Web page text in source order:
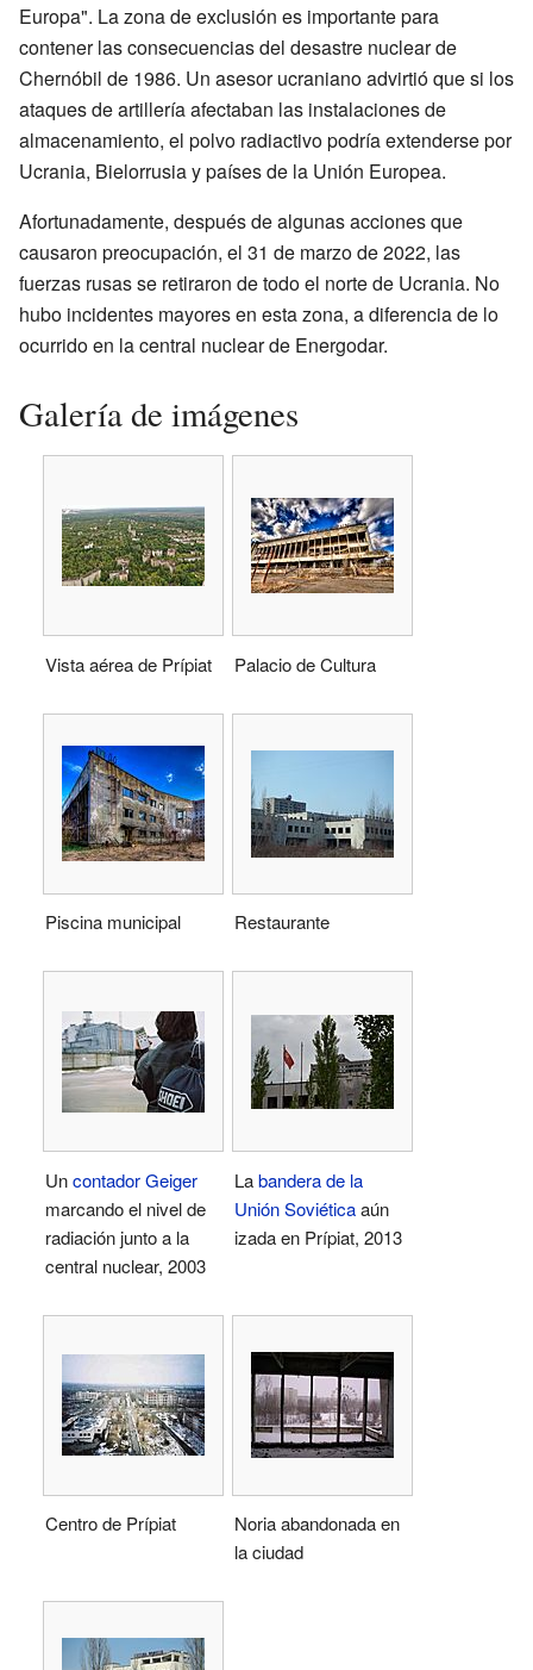
Europa". La zona de exclusión es importante para
contener las consecuencias del desastre nuclear de
Chernóbil de 1986. Un asesor ucraniano advirtió que si los
ataques de artillería afectaban las instalaciones de
almacenamiento, el polvo radiactivo podría extenderse por
Ucrania, Bielorrusia y países de la Unión Europea.
Afortunadamente, después de algunas acciones que
causaron preocupación, el 31 de marzo de 2022, las
fuerzas rusas se retiraron de todo el norte de Ucrania. No
hubo incidentes mayores en esta zona, a diferencia de lo
ocurrido en la central nuclear de Energodar.
Galería de imágenes
Vista aérea de Prípiat Palacio de Cultura
Piscina municipal Restaurante
Uncontador Geiger
marcando el nivel de
radiación junto a la
central nuclear, 2003
Labandera de la
Unión Soviéticaaún
izada en Prípiat, 2013
Centro de Prípiat
Noria abandonada en
la ciudad